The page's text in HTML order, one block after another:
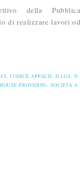
della
di realizzare lavori
CODICE APPALTI, D.LGS. N.
PROVIDING, SOCIETÀ A